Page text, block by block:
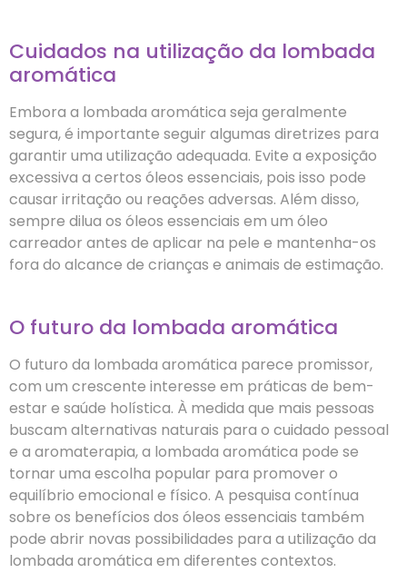
Cuidados na utilização da lombada
aromática
Embora a lombada aromática seja geralmente
segura, é importante seguir algumas diretrizes para
garantir uma utilização adequada. Evite a exposição
excessiva a certos óleos essenciais, pois isso pode
causar irritação ou reações adversas. Além disso,
sempre dilua os óleos essenciais em um óleo
carreador antes de aplicar na pele e mantenha-os
fora do alcance de crianças e animais de estimação.
O futuro da lombada aromática
O futuro da lombada aromática parece promissor,
com um crescente interesse em práticas de bem-
estar e saúde holística. À medida que mais pessoas
buscam alternativas naturais para o cuidado pessoal
e a aromaterapia, a lombada aromática pode se
tornar uma escolha popular para promover o
equilíbrio emocional e físico. A pesquisa contínua
sobre os benefícios dos óleos essenciais também
pode abrir novas possibilidades para a utilização da
lombada aromática em diferentes contextos.